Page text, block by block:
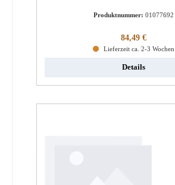
Produktnummer: 01077692
Regulärer Preis:
84,49 €
Lieferzeit ca. 2-3 Wochen
Details